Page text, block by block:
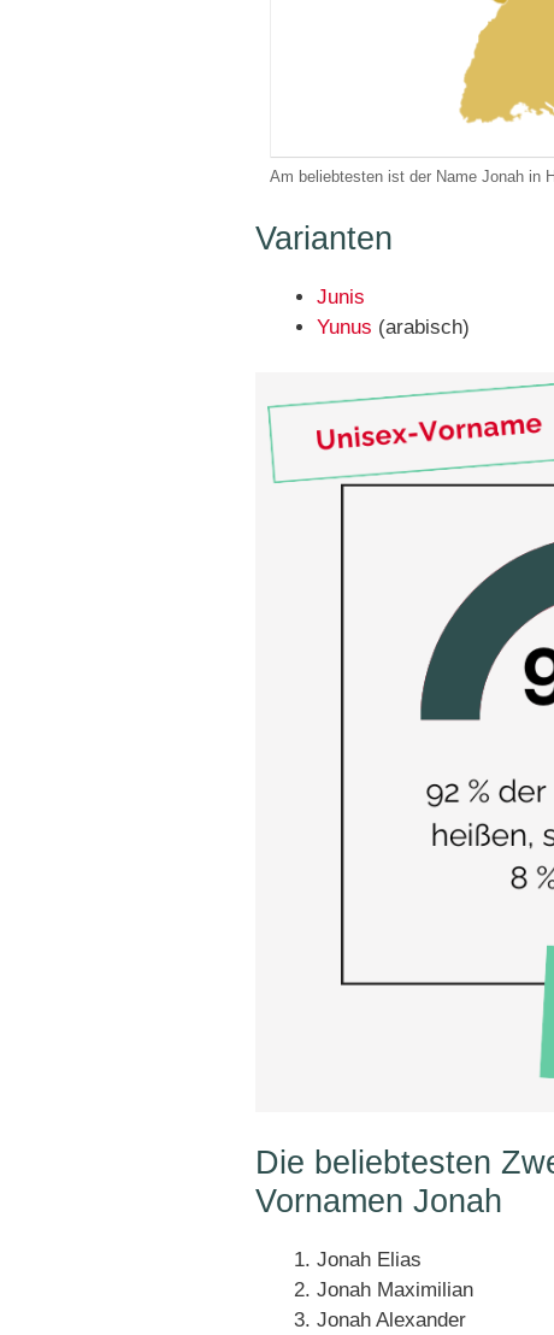
Am beliebtesten ist der Name Jonah in
Varianten
Junis
Yunus (arabisch)
Die beliebtesten
Vornamen Jonah
Jonah Elias
Jonah Maximilian
Jonah Alexander